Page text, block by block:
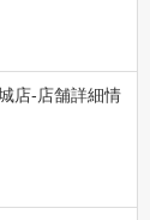
店-店舗詳細情